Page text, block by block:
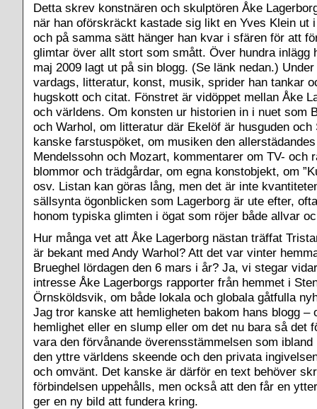
Detta skrev konstnären och skulptören Åke
när han oförskräckt kastade sig likt en Yves Klein ut
och på samma sätt hänger han kvar i sfären för att
glimtar över allt stort som smått. Över hundra inlägg
maj 2009 lagt ut på sin blogg. (Se länk nedan.)
vardags, litteratur, konst, musik, sprider han tankar
hugskott och citat. Fönstret är vidöppet mellan Åke
och världens. Om konsten ur historien in i nuet som
och Warhol, om litteratur där Ekelöf är husguden och
kanske farstuspöket, om musiken den
Mendelssohn och Mozart, kommentarer om TV- och
blommor och trädgårdar, om egna konstobjekt, om
osv. Listan kan göras lång, men det är inte
sällsynta ögonblicken som Lagerborg är ute efter,
honom typiska glimten i ögat som röjer både allvar
Hur många vet att Åke Lagerborg nästan träffat
är bekant med Andy Warhol? Att det var vinter
Brueghel lördagen den 6 mars i år? Ja, vi stegar
intresse Åke Lagerborgs rapporter från hemmet i
Örnsköldsvik, om både lokala och globala gåtfulla
Jag tror kanske att hemligheten bakom hans blogg –
hemlighet eller en slump eller om det nu bara så det
vara den förvånande överensstämmelsen som ibland
den yttre världens skeende och den privata
och omvänt. Det kanske är därför en text behöver
förbindelsen uppehålls, men också att den får en
ger en ny bild att fundera kring.